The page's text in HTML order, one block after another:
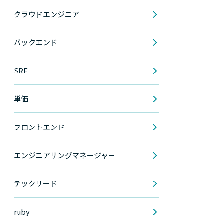
クラウドエンジニア
バックエンド
SRE
単価
フロントエンド
エンジニアリングマネージャー
テックリード
ruby